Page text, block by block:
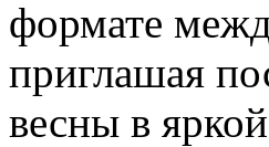
формате
приглашая
весны в